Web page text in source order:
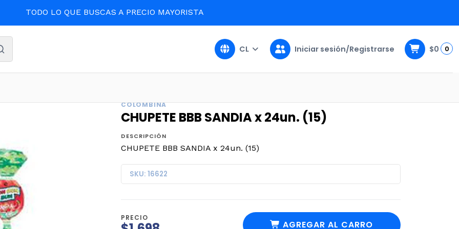
TODO LO QUE BUSCAS A PRECIO MAYORISTA
CL Iniciar sesión/Registrarse $0 0
COLOMBINA
CHUPETE BBB SANDIA x 24un. (15)
DESCRIPCIÓN
CHUPETE BBB SANDIA x 24un. (15)
SKU: 16622
PRECIO
AGREGAR AL CARRO